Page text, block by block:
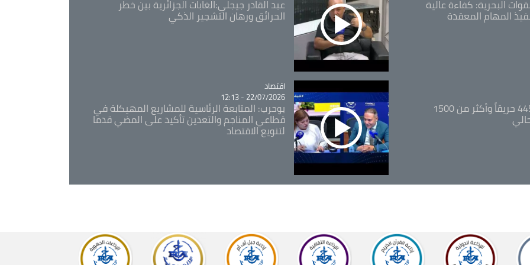
البحرية: كفاءة عالية
المهام المعقدة
عبد القادر جيجلي:الغابات الجزائرية بين خطر
الحرائق ورهان التشجير الذكي
المدير العام للغابات: 445 حريقاً وأكثر من 1500
Catégorie
اقتصاد
22/07/2026 - 12:13
بوحرب: المتابعة الرئاسية للمشاريع المهيكلة في
قطاعي المناجم والتعدين تأكيد على المضي قدما
لتنويع الاقتصاد